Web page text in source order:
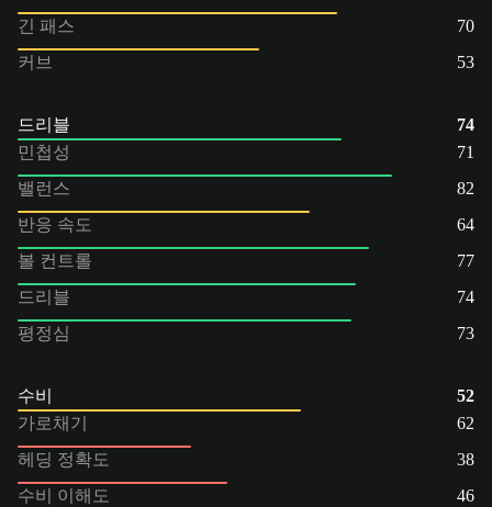
긴 패스
70
커브
53
드리블
74
민첩성
71
밸런스
82
반응 속도
64
볼 컨트롤
77
드리블
74
평정심
73
수비
52
가로채기
62
헤딩 정확도
38
수비 이해도
46